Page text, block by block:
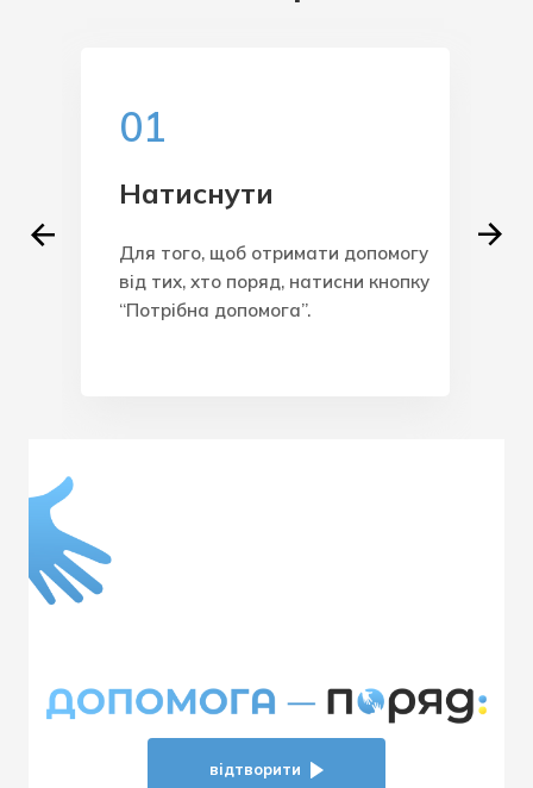
01
Натиснути
Для того, щоб отримати допомогу
від тих, хто поряд, натисни кнопку
“Потрібна допомога”.
відтворити